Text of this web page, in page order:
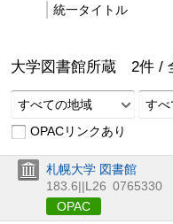
統一タイトル
大学図書館所蔵 2件 /
すべての地域
すべ
OPACリンクあり
札幌大学 図書館
183.6||L26 0765330
OPAC